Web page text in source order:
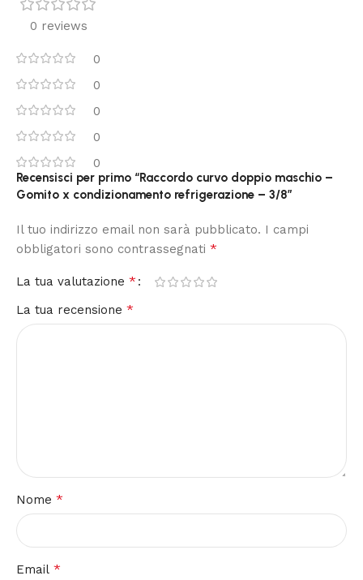
0 reviews
0
0
0
0
0
Recensisci per primo “Raccordo curvo doppio maschio –
Gomito x condizionamento refrigerazione – 3/8”
Il tuo indirizzo email non sarà pubblicato. I campi
obbligatori sono contrassegnati *
La tua valutazione *
La tua recensione *
Nome *
Email *